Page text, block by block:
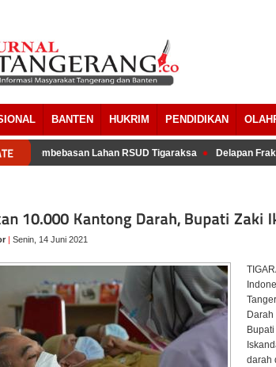
BANTEN HUKRIM PENDIDIKAN
Pembebasan Lahan RSUD Tigaraksa Delapan Fraksi
| Senin, 14 Juni 2021
darah